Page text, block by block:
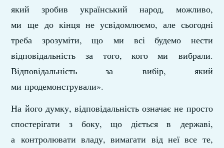
який зробив український народ, можливо,
ми ще до кінця не усвідомлюємо, але сьогодні
треба зрозуміти, що ми всі будемо нести
відповідальність за того, кого ми вибрали.
Відповідальність за вибір, який
ми продемонстрували».
На його думку, відповідальність означає не просто
спостерігати з боку, що діється в державі,
а контролювати владу, вимагати від неї все те,